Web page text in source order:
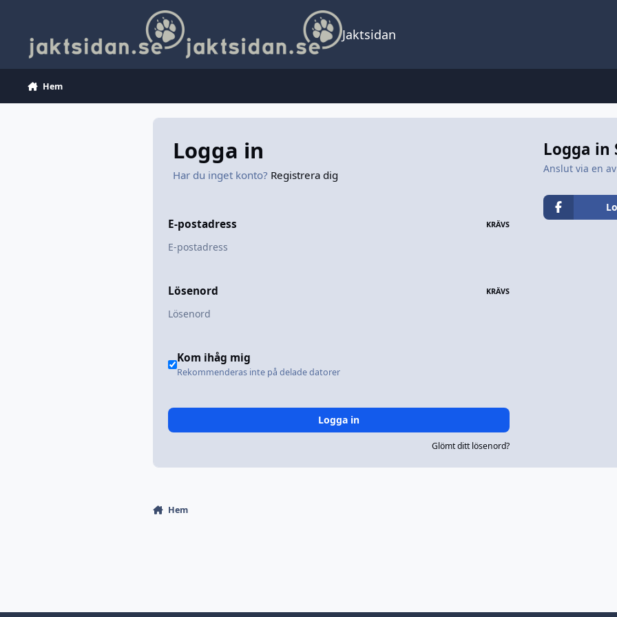
Jaktsidan
Hem
Logga in
Har du inget konto? Registrera dig
E-postadress KRÄVS
Lösenord KRÄVS
Kom ihåg mig
Rekommenderas inte på delade datorer
Logga in
Glömt ditt lösenord?
Logga in
Anslut via en
Hem